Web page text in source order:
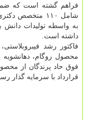
به واسطه تولیدات دانش
داشته است.
فاكتور رشد
محصول روگام، دهانشویه
فوق حاد پرندگان از
قرارداد با سرمایه گذار